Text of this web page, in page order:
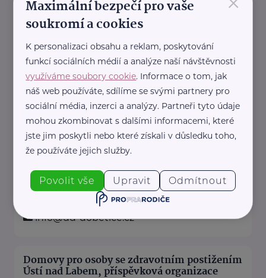
cespoul@cespoul.cz
Domov pro seniory Bukov, příspěvková
organizace
Za Vozovnou 783/1 Ústí nad Labem
+420 475 600 429
reditelkads.vonkova@domovbukov.cz
Domov pro seniory Dobětice, příspěvková
organizace
Šrámkova 3305/38a Ústí nad Labem
+420 472 772 902
info@dd-dobetice.cz
Domovy pro osoby se zdravotním postižením
Ústí nad Labem, příspěvková organizace
Maximální bezpečí pro vaše
soukromí a cookies
K personalizaci obsahu a reklam, poskytování
funkcí sociálních médií a analýze naší návštěvnosti
využíváme soubory cookie. Informace o tom, jak
náš web používáte, sdílíme se svými partnery pro
sociální média, inzerci a analýzy. Partneři tyto údaje
mohou zkombinovat s dalšími informacemi, které
jste jim poskytli nebo které získali v důsledku toho,
že používáte jejich služby.
Povolit vše Upravit Odmítnout